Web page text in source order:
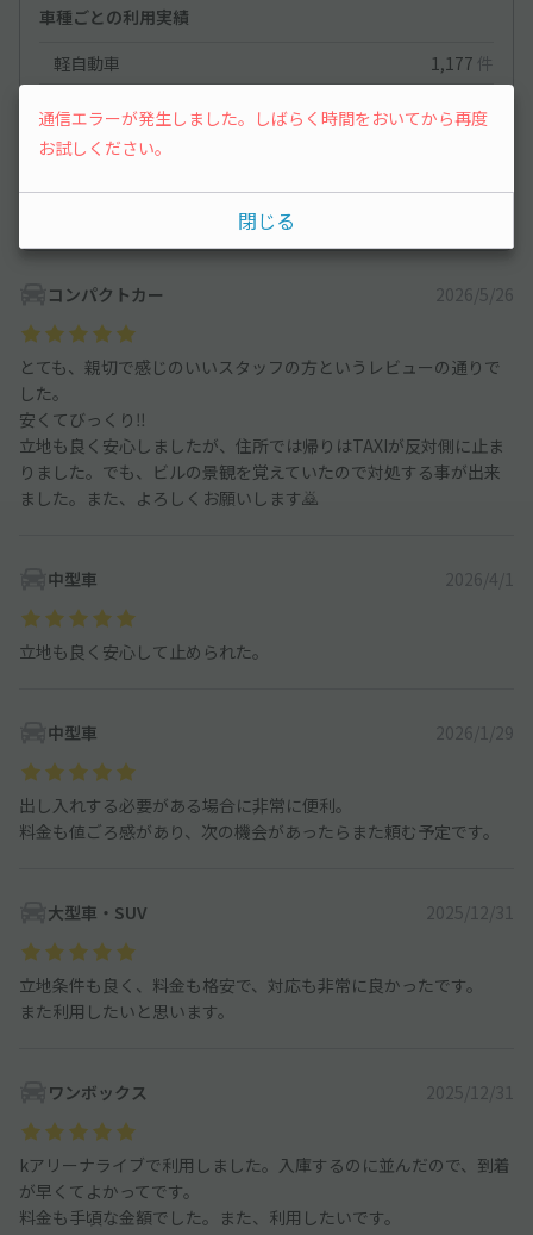
車種ごとの利用実績
軽自動車
1,177 件
中型車
ワンボックス
1,037件
コンパクトカー 2026/5/26
とても、親切で感じのいいスタッフの方というレビューの通りで
した。
安くてびっくり‼️
立地も良く安心しましたが、住所では帰りはTAXIが反対側に止ま
りました。でも、ビルの景観を覚えていたので対処する事が出来
ました。また、よろしくお願いします🙇
中型車 2026/4/1
立地も良く安心して止められた。
中型車 2026/1/29
出し入れする必要がある場合に非常に便利。
料金も値ごろ感があり、次の機会があったらまた頼む予定です。
大型車・SUV 2025/12/31
立地条件も良く、料金も格安で、対応も非常に良かったです。
また利用したいと思います。
ワンボックス 2025/12/31
kアリーナライブで利用しました。入庫するのに並んだので、到着
が早くてよかってです。
料金も手頃な金額でした。また、利用したいです。
通信エラーが発生しました。しばらく時間をおいてから再度
お試しください。
閉じる